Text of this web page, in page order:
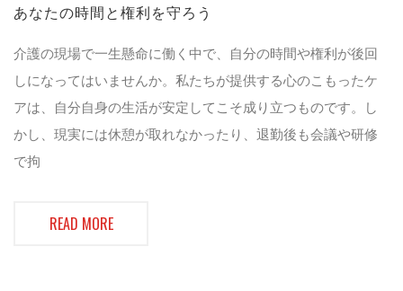
あなたの時間と権利を守ろう
介護の現場で一生懸命に働く中で、自分の時間や権利が後回
しになってはいませんか。私たちが提供する心のこもったケ
アは、自分自身の生活が安定してこそ成り立つものです。し
かし、現実には休憩が取れなかったり、退勤後も会議や研修
で拘
READ MORE